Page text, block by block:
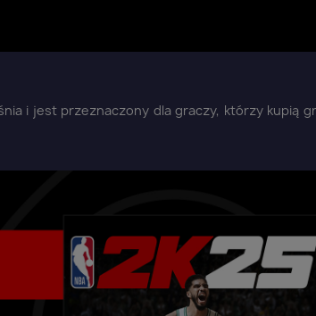
i jest przeznaczony dla graczy, którzy kupią